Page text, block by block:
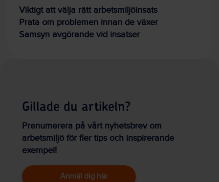
Viktigt att välja rätt arbetsmiljöinsats
Prata om problemen innan de växer
Samsyn avgörande vid insatser
Gillade du artikeln?
Prenumerera på vårt nyhetsbrev om
arbetsmiljö för fler tips och inspirerande
exempel!
Anmäl dig här